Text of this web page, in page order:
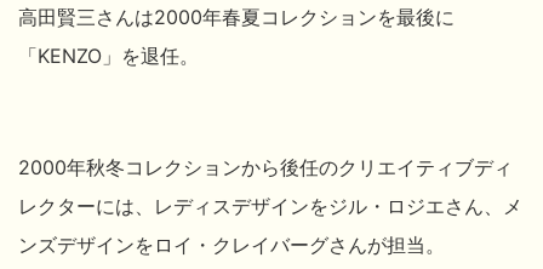
高田賢三さんは2000年春夏コレクションを最後に
「KENZO」を退任。
2000年秋冬コレクションから後任のクリエイティブディ
レクターには、レディスデザインをジル・ロジエさん、メ
ンズデザインをロイ・クレイバーグさんが担当。